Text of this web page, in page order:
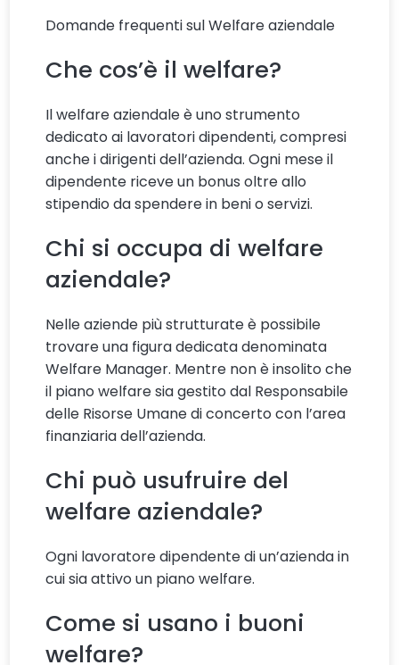
Domande frequenti sul Welfare aziendale
Che cos’è il welfare?
Il welfare aziendale è uno strumento
dedicato ai lavoratori dipendenti, compresi
anche i dirigenti dell’azienda. Ogni mese il
dipendente riceve un bonus oltre allo
stipendio da spendere in beni o servizi.
Chi si occupa di welfare
aziendale?
Nelle aziende più strutturate è possibile
trovare una figura dedicata denominata
Welfare Manager. Mentre non è insolito che
il piano welfare sia gestito dal Responsabile
delle Risorse Umane di concerto con l’area
finanziaria dell’azienda.
Chi può usufruire del
welfare aziendale?
Ogni lavoratore dipendente di un’azienda in
cui sia attivo un piano welfare.
Come si usano i buoni
welfare?